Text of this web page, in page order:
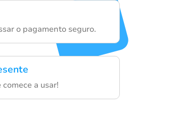
o pagamento seguro.
a usar!